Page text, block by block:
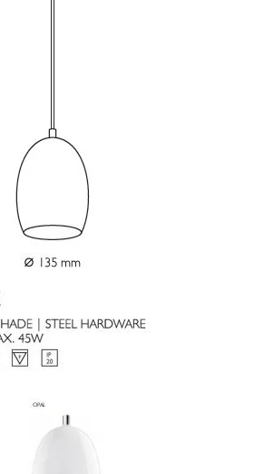
vergroten